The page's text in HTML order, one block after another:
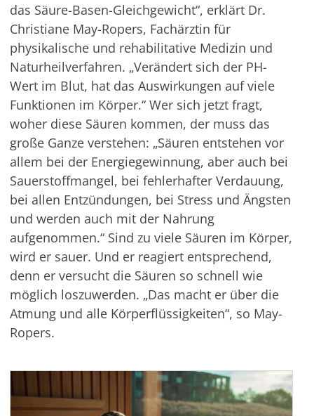
das Säure-Basen-Gleichgewicht“, erklärt Dr.
Christiane May-Ropers, Fachärztin für
physikalische und rehabilitative Medizin und
Naturheilverfahren. „Verändert sich der PH-
Wert im Blut, hat das Auswirkungen auf viele
Funktionen im Körper.“ Wer sich jetzt fragt,
woher diese Säuren kommen, der muss das
große Ganze verstehen: „Säuren entstehen vor
allem bei der Energiegewinnung, aber auch bei
Sauerstoffmangel, bei fehlerhafter Verdauung,
bei allen Entzündungen, bei Stress und Ängsten
und werden auch mit der Nahrung
aufgenommen.“ Sind zu viele Säuren im Körper,
wird er sauer. Und er reagiert entsprechend,
denn er versucht die Säuren so schnell wie
möglich loszuwerden. „Das macht er über die
Atmung und alle Körperflüssigkeiten“, so May-
Ropers.